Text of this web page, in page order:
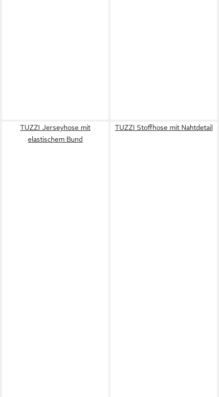
TUZZI Jerseyhose mit
elastischem Bund
TUZZI Stoffhose mit Nahtdetail